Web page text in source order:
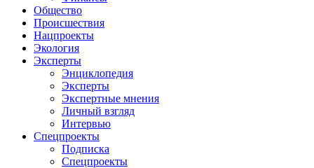
Общество
Происшествия
Нацпроекты
Экология
Эксперты
Энциклопедия
Эксперты
Экспертные мнения
Личный взгляд
Интервью
Спецпроекты
Подписка
Спецпроекты